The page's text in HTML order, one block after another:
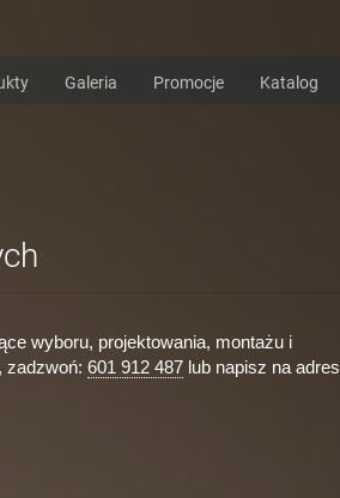
Galeria Promocje Katalog
wyboru, projektowania, montażu i
zadzwoń: 601 912 487 lub napisz na adres